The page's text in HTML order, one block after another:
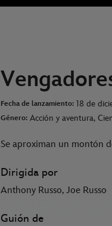
Fecha de lanzamiento: 18 de
Género: Acción y aventura,
Se aproximan un montón
Dirigida por
Anthony Russo, Joe Russo
Guión de